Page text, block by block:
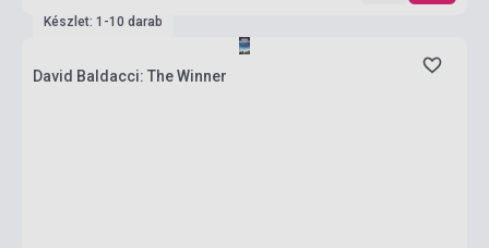
Készlet: 1-10 darab
David Baldacci: The Winner